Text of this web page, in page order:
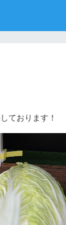
ております！